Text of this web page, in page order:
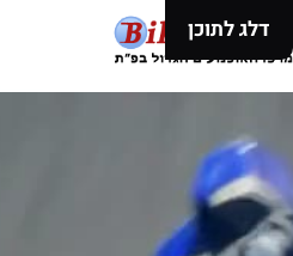
דלג לתוכן